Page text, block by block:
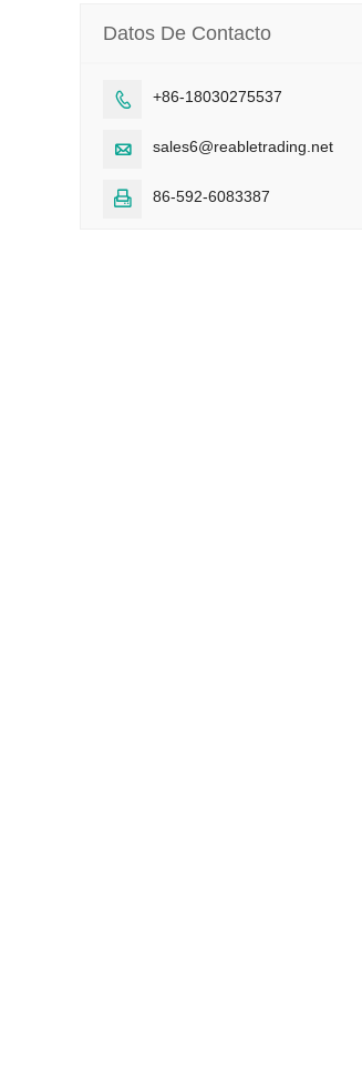
Datos De Contacto
 +86-18030275537
 sales6@reabletrading.net
 86-592-6083387